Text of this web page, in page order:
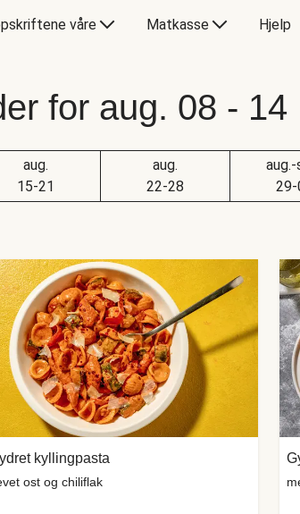
våre Matkasse Hjelp
for aug. 08 - 14
aug.
15-21
aug.
22-28
aug.-
29-
kyllingpasta
ost og chiliflak